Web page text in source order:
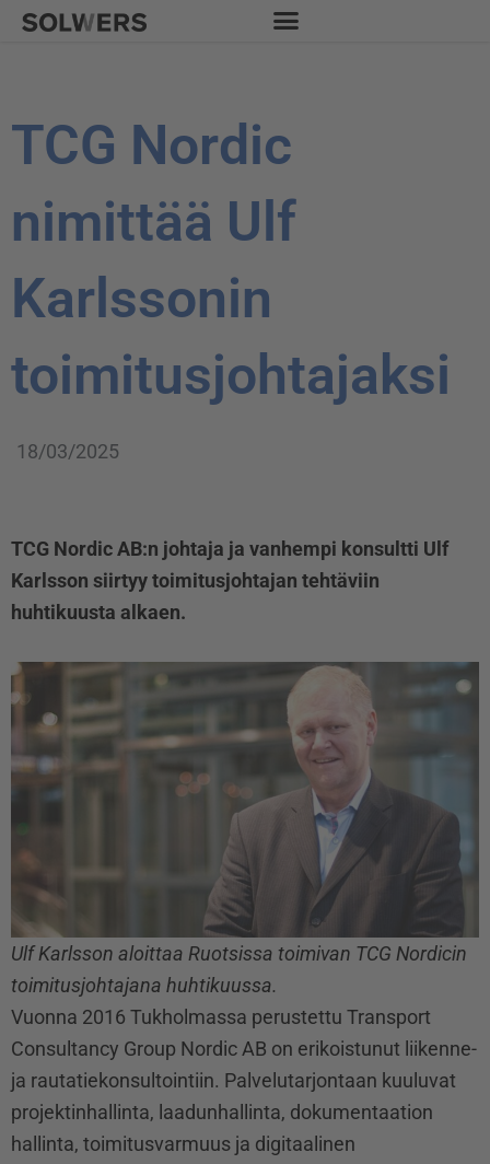
Siirry
TCG Nordic
nimittää Ulf
Karlssonin
toimitusjohtajaksi
18/03/2025
TCG Nordic AB:n johtaja ja vanhempi konsultti Ulf
Karlsson siirtyy toimitusjohtajan tehtäviin
huhtikuusta alkaen.
Ulf Karlsson aloittaa Ruotsissa toimivan TCG Nordicin
toimitusjohtajana huhtikuussa.
Vuonna 2016 Tukholmassa perustettu Transport
Consultancy Group Nordic AB on erikoistunut liikenne-
ja rautatiekonsultointiin. Palvelutarjontaan kuuluvat
projektinhallinta, laadunhallinta, dokumentaation
hallinta, toimitusvarmuus ja digitaalinen